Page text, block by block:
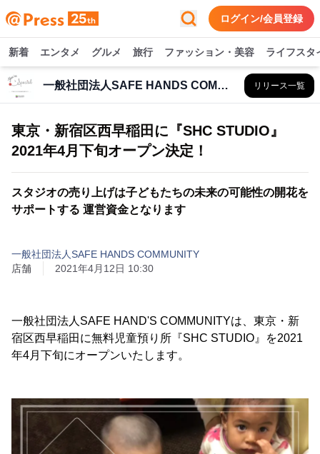
ログイン/会員登録
新着 エンタメ グルメ 旅行 ファッション・美容 ライフスタ
一般社団法人SAFE HANDS COMMUNITY リリース一覧
東京・新宿区西早稲田に『SHC STUDIO』
2021年4月下旬オープン決定！
スタジオの売り上げは子どもたちの未来の可能性の開花を
サポートする 運営資金となります
一般社団法人SAFE HANDS COMMUNITY
店舗
2021年4月12日 10:30
一般社団法人SAFE HAND'S COMMUNITYは、東京・新
宿区西早稲田に無料児童預り所『SHC STUDIO』を2021
年4月下旬にオープンいたします。